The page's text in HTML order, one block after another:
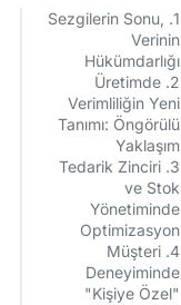
1. Sezgilerin Sonu,
Verinin
Hükümdarlığı
2. Üretimde
Verimliliğin Yeni
Tanımı: Öngörülü
Yaklaşım
3. Tedarik Zinciri
ve Stok
Yönetiminde
Optimizasyon
4. Müşteri
Deneyiminde
"Kişiye Özel"